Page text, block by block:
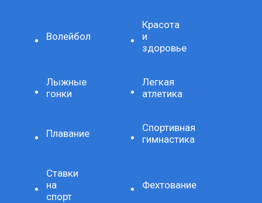
Волейбол
Красота
и
здоровье
Лыжные
гонки
Легкая
атлетика
Плавание
Спортивная
гимнастика
Ставки
на
спорт
Фехтование